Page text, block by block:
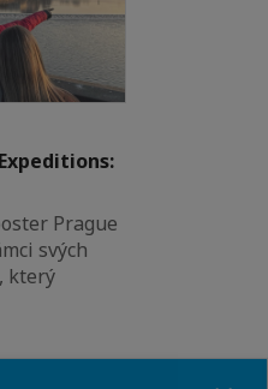
Prague
svých
který